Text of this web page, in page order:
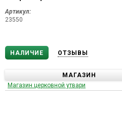
Артикул:
23550
НАЛИЧИЕ ОТЗЫВЫ
МАГАЗИН
Магазин церковной утвари